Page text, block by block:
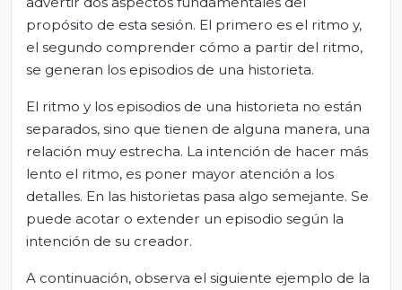
propósito de esta sesión. El primero es el ritmo y,
el segundo comprender cómo a partir del ritmo,
se generan los episodios de una historieta.
El ritmo y los episodios de una historieta no están
separados, sino que tienen de alguna manera, una
relación muy estrecha. La intención de hacer más
lento el ritmo, es poner mayor atención a los
detalles. En las historietas pasa algo semejante. Se
puede acotar o extender un episodio según la
intención de su creador.
A continuación, observa el siguiente ejemplo de la